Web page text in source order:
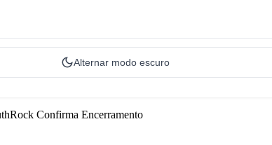
Alternar modo escuro
Confirma Encerramento